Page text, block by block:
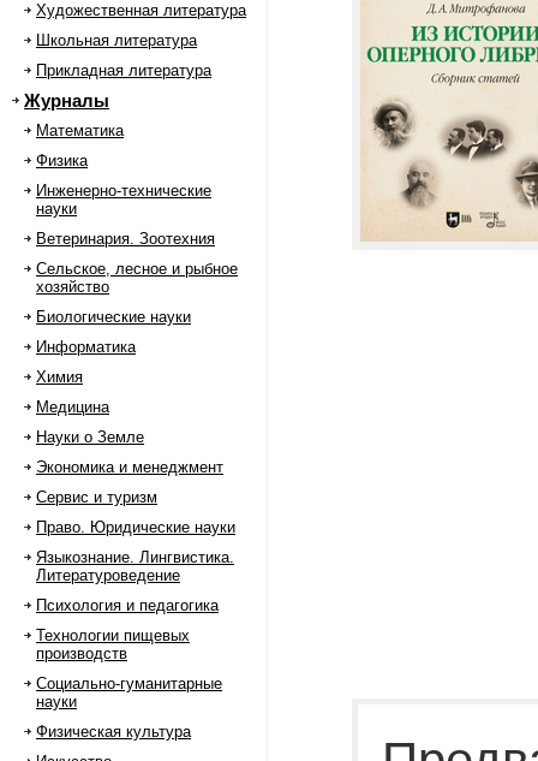
Художественная литература
Школьная литература
Прикладная литература
Журналы
Математика
Физика
Инженерно-технические
науки
Ветеринария. Зоотехния
Сельское, лесное и рыбное
хозяйство
Биологические науки
Информатика
Химия
Медицина
Науки о Земле
Экономика и менеджмент
Сервис и туризм
Право. Юридические науки
Языкознание. Лингвистика.
Литературоведение
Психология и педагогика
Технологии пищевых
производств
Социально-гуманитарные
науки
Физическая культура